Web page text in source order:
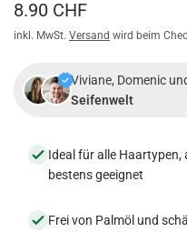
8.90 CHF
inkl. MwSt. Versand wird beim
Viviane, Domenic
Seifenwelt
Ideal für alle
bestens geeignet
Frei von Palmöl und